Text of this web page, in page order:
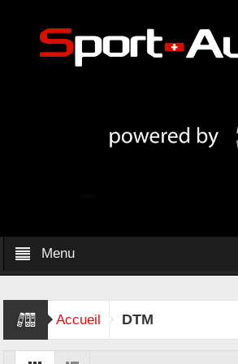
Menu
Accueil DTM